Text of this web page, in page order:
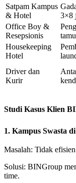
Satpam Kampus
& Hotel
3×8
Office Boy &
Resepsionis
Housekeeping
Hotel
Driver dan
Kurir
Studi Kasus Klien
1. Kampus Swasta
Masalah: Tidak
Solusi: BINGroup
time.